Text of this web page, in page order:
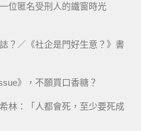
位匿名受刑人的鐵窗時光
？／《社企是門好生意？》書
》，不願買口香糖？
林：「人都會死，至少要死成